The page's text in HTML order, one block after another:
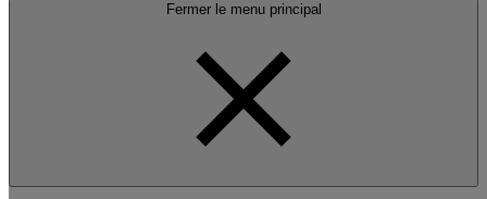
Fermer le menu principal